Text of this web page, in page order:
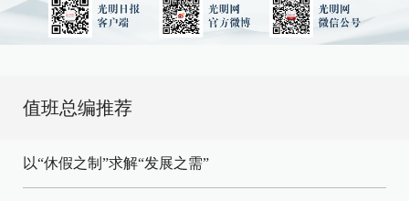
值班总编推荐
以“休假之制”求解“发展之需”